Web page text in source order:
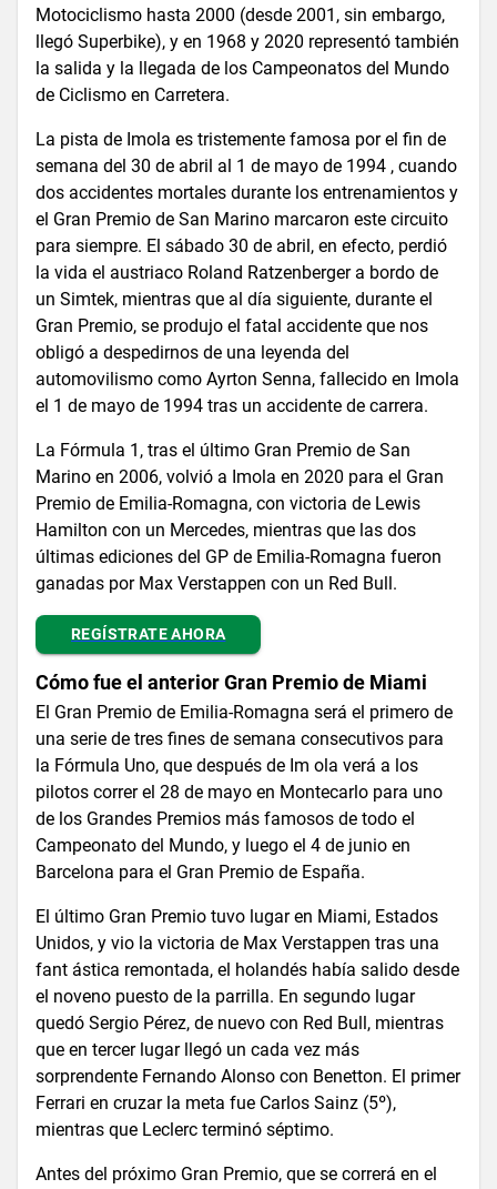
Motociclismo hasta 2000 (desde 2001, sin embargo,
llegó Superbike), y en 1968 y 2020 representó también
la salida y la llegada de los Campeonatos del Mundo
de Ciclismo en Carretera.
La pista de Imola es tristemente famosa por el fin de
semana del 30 de abril al 1 de mayo de 1994 , cuando
dos accidentes mortales durante los entrenamientos y
el Gran Premio de San Marino marcaron este circuito
para siempre. El sábado 30 de abril, en efecto, perdió
la vida el austriaco Roland Ratzenberger a bordo de
un Simtek, mientras que al día siguiente, durante el
Gran Premio, se produjo el fatal accidente que nos
obligó a despedirnos de una leyenda del
automovilismo como Ayrton Senna, fallecido en Imola
el 1 de mayo de 1994 tras un accidente de carrera.
La Fórmula 1, tras el último Gran Premio de San
Marino en 2006, volvió a Imola en 2020 para el Gran
Premio de Emilia-Romagna, con victoria de Lewis
Hamilton con un Mercedes, mientras que las dos
últimas ediciones del GP de Emilia-Romagna fueron
ganadas por Max Verstappen con un Red Bull.
REGÍSTRATE AHORA
Cómo fue el anterior Gran Premio de Miami
El Gran Premio de Emilia-Romagna será el primero de
una serie de tres fines de semana consecutivos para
la Fórmula Uno, que después de Im ola verá a los
pilotos correr el 28 de mayo en Montecarlo para uno
de los Grandes Premios más famosos de todo el
Campeonato del Mundo, y luego el 4 de junio en
Barcelona para el Gran Premio de España.
El último Gran Premio tuvo lugar en Miami, Estados
Unidos, y vio la victoria de Max Verstappen tras una
fant ástica remontada, el holandés había salido desde
el noveno puesto de la parrilla. En segundo lugar
quedó Sergio Pérez, de nuevo con Red Bull, mientras
que en tercer lugar llegó un cada vez más
sorprendente Fernando Alonso con Benetton. El primer
Ferrari en cruzar la meta fue Carlos Sainz (5º),
mientras que Leclerc terminó séptimo.
Antes del próximo Gran Premio, que se correrá en el